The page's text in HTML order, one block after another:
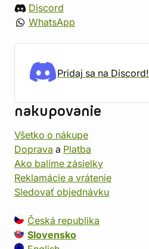
Discord
WhatsApp
Pridaj sa na Discord!
nakupovanie
Všetko o nákupe
Doprava a Platba
Ako balíme zásielky
Reklamácie a vrátenie
Sledovať objednávku
Česká republika
Slovensko